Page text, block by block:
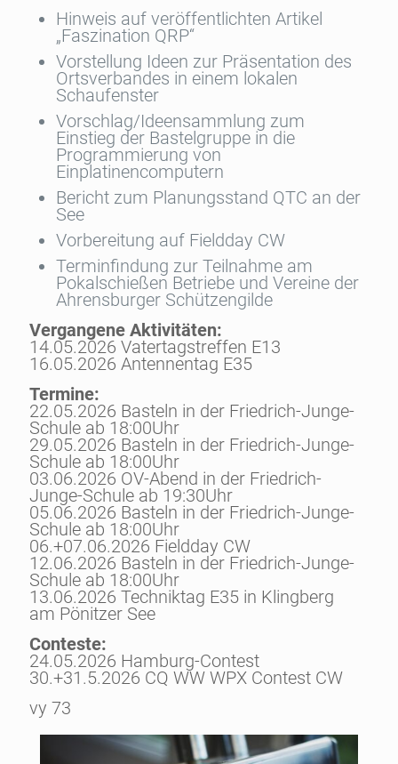
Hinweis auf veröffentlichten Artikel
„Faszination QRP“
Vorstellung Ideen zur Präsentation des
Ortsverbandes in einem lokalen
Schaufenster
Vorschlag/Ideensammlung zum
Einstieg der Bastelgruppe in die
Programmierung von
Einplatinencomputern
Bericht zum Planungsstand QTC an der
See
Vorbereitung auf Fieldday CW
Terminfindung zur Teilnahme am
Pokalschießen Betriebe und Vereine der
Ahrensburger Schützengilde
Vergangene Aktivitäten:
14.05.2026 Vatertagstreffen E13
16.05.2026 Antennentag E35
Termine:
22.05.2026 Basteln in der Friedrich-Junge-
Schule ab 18:00Uhr
29.05.2026 Basteln in der Friedrich-Junge-
Schule ab 18:00Uhr
03.06.2026 OV-Abend in der Friedrich-
Junge-Schule ab 19:30Uhr
05.06.2026 Basteln in der Friedrich-Junge-
Schule ab 18:00Uhr
06.+07.06.2026 Fieldday CW
12.06.2026 Basteln in der Friedrich-Junge-
Schule ab 18:00Uhr
13.06.2026 Techniktag E35 in Klingberg
am Pönitzer See
Conteste:
24.05.2026 Hamburg-Contest
30.+31.5.2026 CQ WW WPX Contest CW
vy 73